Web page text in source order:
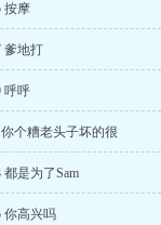
按摩
爹地打
呼呼
个糟老头子坏的很
是为了Sam
你高兴吗